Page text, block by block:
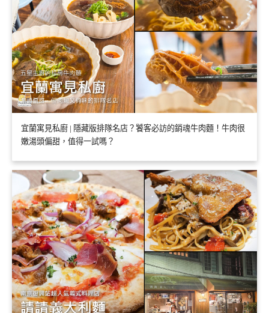
宜蘭寓見私廚 | 隱藏版排隊名店？饕客必訪的銷魂牛肉麵！牛肉很
嫩湯頭偏甜，值得一試嗎？